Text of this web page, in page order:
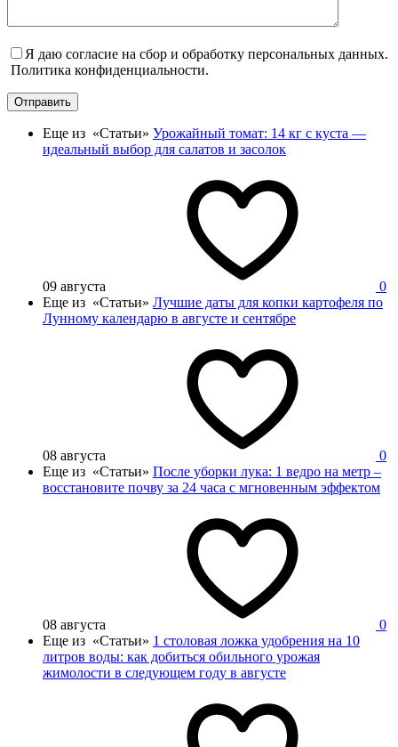
Я даю согласие на сбор и обработку персональных данных.
Политика конфиденциальности.
Отправить
Еще из «Статьи» Урожайный томат: 14 кг с куста —
идеальный выбор для салатов и засолок
09 августа
0
Еще из «Статьи» Лучшие даты для копки картофеля по
Лунному календарю в августе и сентябре
08 августа
0
Еще из «Статьи» После уборки лука: 1 ведро на метр –
восстановите почву за 24 часа с мгновенным эффектом
08 августа
0
Еще из «Статьи» 1 столовая ложка удобрения на 10
литров воды: как добиться обильного урожая
жимолости в следующем году в августе